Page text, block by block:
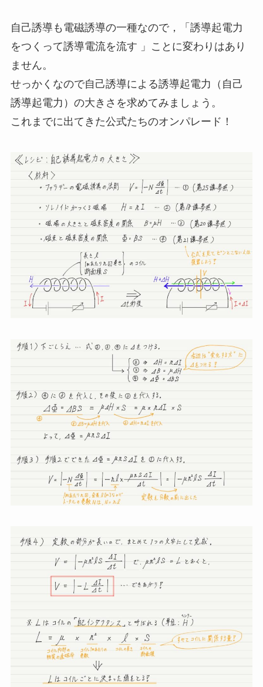
自己誘導も電磁誘導の一種なので，「誘導起電力
をつくって誘導電流を流す 」ことに変わりはあり
ません。
せっかくなので自己誘導による誘導起電力（自己
誘導起電力）の大きさを求めてみましょう。
これまでに出てきた公式たちのオンパレード！